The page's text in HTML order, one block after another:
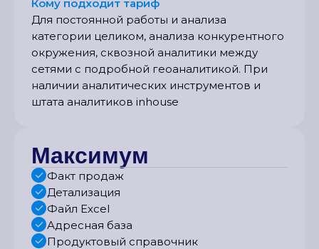
Кому подходит тариф
Для постоянной работы и анализа
категории целиком, анализа конкурентного
окружения, сквозной аналитики между
сетями с подробной геоаналитикой. При
наличии аналитических инструментов и
штата аналитиков inhouse
Максимум
Факт продаж
Детализация
Файл Excel
Адресная база
Продуктовый справочник